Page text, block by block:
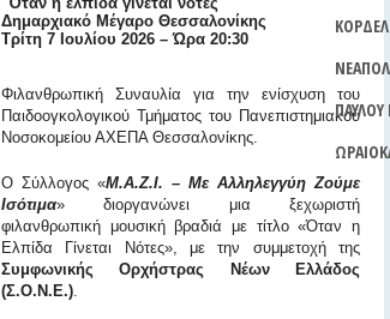
Δημαρχιακό Μέγαρο Θεσσαλονίκης
Τρίτη 7 Ιουλίου 2026 – Ώρα 20:30
Φιλανθρωπική Συναυλία για την ενίσχυση του
Παιδοογκολογικού Τμήματος του Πανεπιστημιακού
Νοσοκομείου ΑΧΕΠΑ Θεσσαλονίκης.
Ο Σύλλογος «Μ.Α.Ζ.Ι. – Με Αλληλεγγύη Ζούμε
Ισότιμα» διοργανώνει μια ξεχωριστή
φιλανθρωπική μουσική βραδιά με τίτλο «Όταν η
Ελπίδα Γίνεται Νότες», με την συμμετοχή της
Συμφωνικής Ορχήστρας Νέων Ελλάδος
(Σ.Ο.Ν.Ε.).